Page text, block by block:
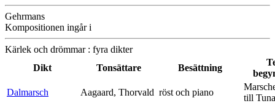
Gehrmans
Kompositionen ingår i
Kärlek och drömmar : fyra dikter
Dikt
Tonsättare Besättning
Dalmarsch
Aagaard, Thorvald röst och piano
till Tuna